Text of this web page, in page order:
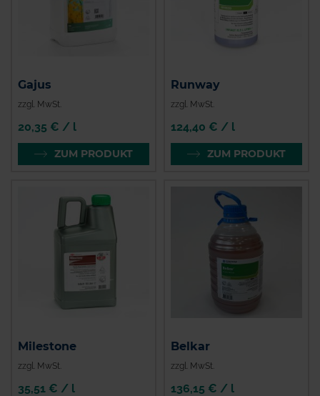
Gajus
zzgl. MwSt.
20,35 € / l
ZUM PRODUKT
Runway
zzgl. MwSt.
124,40 € / l
ZUM PRODUKT
Milestone
zzgl. MwSt.
35,51 € / l
Belkar
zzgl. MwSt.
136,15 € / l